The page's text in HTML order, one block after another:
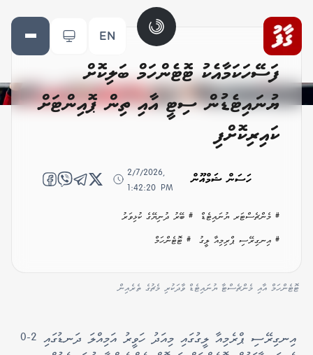
EN
ފަސޭހަކަމާއެކު ޓޮޓެންހަމް ބަލިކޮށް
ޔުނައިޓެޑުން ސިޓީ އާއި ތިން ޕޮއިންޓަށް
ކައިރިކޮށްފި
ހަސަން ޝަމްއޫން
2/7/2026,
1:42:20 PM
# މެންޗެސްޓަރ ޔުނައިޓެޑް
# ބޭރު ދުނިޔޭގެ ކުޅިވަރު
# އިނގިރޭސި ޕްރިމިއާ ލީގު # ޓޮޓެންހަމް
ޓޮޓެންހަމް އާއި މެންޗެސްޓާ ޔުނައިޓެޑް ވާދަކުރި މެޗުގެ ތެރެއިން
އިނގިރޭސި ޕްރެމިއާ ލީގުގައި މިއަދު ހަވީރު އަމިއްލަ ދަނޑުގައި 2-0